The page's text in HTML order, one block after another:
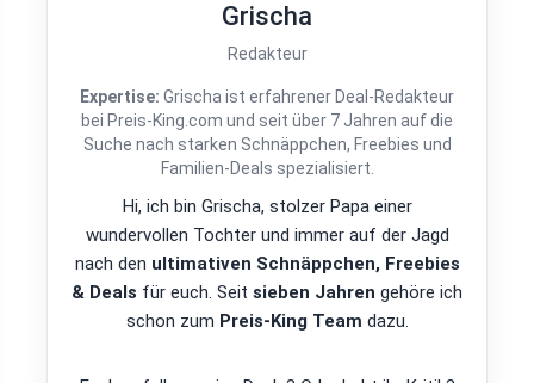
Grischa
Redakteur
Expertise: Grischa ist erfahrener Deal-Redakteur
bei Preis-King.com und seit über 7 Jahren auf die
Suche nach starken Schnäppchen, Freebies und
Familien-Deals spezialisiert.
Hi, ich bin Grischa, stolzer Papa einer
wundervollen Tochter und immer auf der Jagd
nach den ultimativen Schnäppchen, Freebies
& Deals für euch. Seit sieben Jahren gehöre ich
schon zum Preis-King Team dazu.